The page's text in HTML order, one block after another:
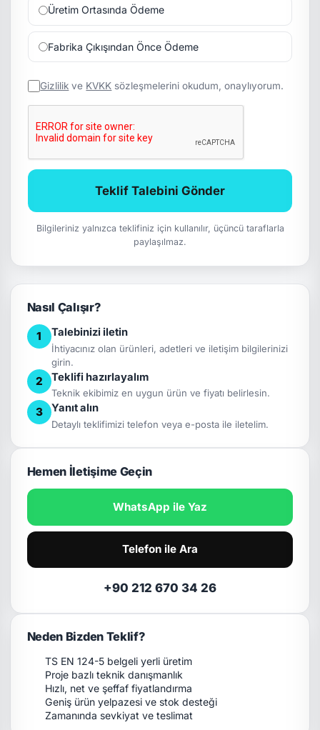
Üretim Ortasında Ödeme
Fabrika Çıkışından Önce Ödeme
Gizlilik ve KVKK sözleşmelerini okudum, onaylıyorum.
Teklif Talebini Gönder
Bilgileriniz yalnızca teklifiniz için kullanılır, üçüncü taraflarla
paylaşılmaz.
Nasıl Çalışır?
1 Talebinizi iletin
İhtiyacınız olan ürünleri, adetleri ve iletişim bilgilerinizi
girin.
2 Teklifi hazırlayalım
Teknik ekibimiz en uygun ürün ve fiyatı belirlesin.
3 Yanıt alın
Detaylı teklifimizi telefon veya e-posta ile iletelim.
Hemen İletişime Geçin
WhatsApp ile Yaz
Telefon ile Ara
+90 212 670 34 26
Neden Bizden Teklif?
TS EN 124-5 belgeli yerli üretim
Proje bazlı teknik danışmanlık
Hızlı, net ve şeffaf fiyatlandırma
Geniş ürün yelpazesi ve stok desteği
Zamanında sevkiyat ve teslimat